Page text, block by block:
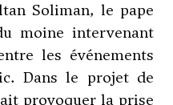
Soliman, le pape
moine intervenant
les événements
Dans le projet de
provoquer la prise